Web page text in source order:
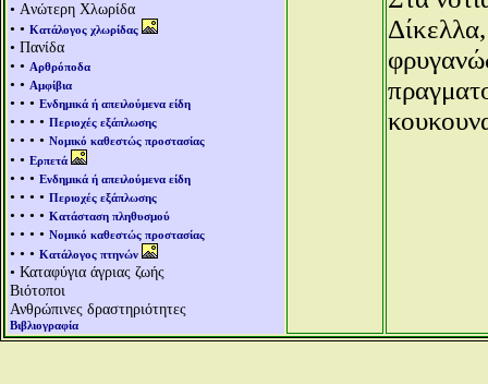
• Aνώτερη Χλωρίδα
• • Κατάλογος χλωρίδας
• Πανίδα
• • Αρθρόποδα
• • Αμφίβια
• • • Ενδημικά ή απειλούμενα είδη
• • • • Περιοχές εξάπλωσης
• • • • Νομικό καθεστώς προστασίας
• • Ερπετά
• • • Ενδημικά ή απειλούμενα είδη
• • • • Περιοχές εξάπλωσης
• • • • Κατάσταση πληθυσμού
• • • • Νομικό καθεστώς προστασίας
• • • Κατάλογος πτηνών
• Καταφύγια άγριας ζωής
Βιότοποι
Ανθρώπινες δραστηριότητες
Βιβλιογραφία